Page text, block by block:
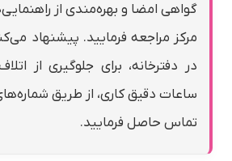
گواهی امضا و بهره‌مندی از
مرکز مراجعه فرمایید. پیشنهاد
در دفترخانه، برای جلوگیری از
ساعات دقیق کاری، از طریق
تماس حاصل فرمایید.